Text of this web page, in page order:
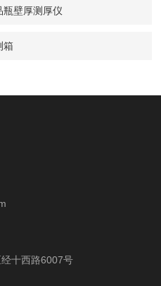
瓶壁厚测厚仪
箱
十西路6007号